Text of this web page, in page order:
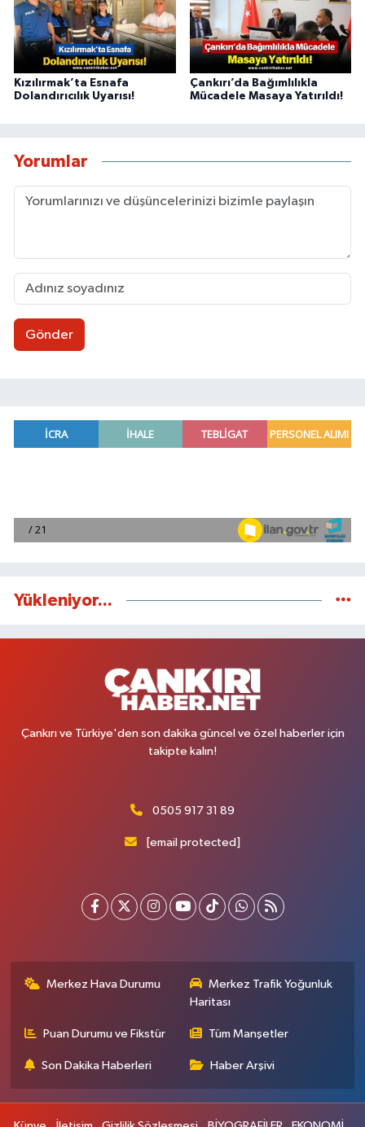
Kızılırmak’ta Esnafa
Dolandırıcılık Uyarısı!
Çankırı’da Bağımlılıkla
Mücadele Masaya Yatırıldı!
Yorumlar
Gönder
Yükleniyor...
Çankırı ve Türkiye'den son dakika güncel ve özel haberler için
takipte kalın!
0505 917 31 89
[email protected]
Merkez Hava Durumu
Merkez Trafik Yoğunluk
Haritası
Puan Durumu ve Fikstür Tüm Manşetler
Son Dakika Haberleri Haber Arşivi